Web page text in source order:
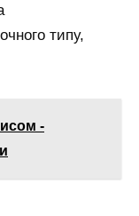
типу,
-